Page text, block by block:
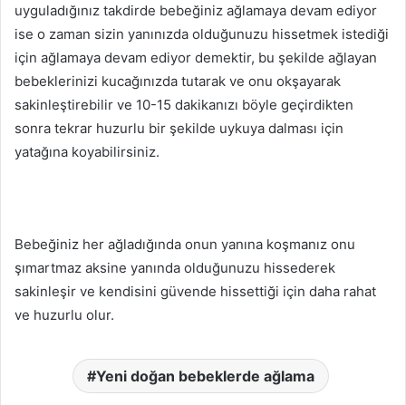
uyguladığınız takdirde bebeğiniz ağlamaya devam ediyor
ise o zaman sizin yanınızda olduğunuzu hissetmek istediği
için ağlamaya devam ediyor demektir, bu şekilde ağlayan
bebeklerinizi kucağınızda tutarak ve onu okşayarak
sakinleştirebilir ve 10-15 dakikanızı böyle geçirdikten
sonra tekrar huzurlu bir şekilde uykuya dalması için
yatağına koyabilirsiniz.
Bebeğiniz her ağladığında onun yanına koşmanız onu
şımartmaz aksine yanında olduğunuzu hissederek
sakinleşir ve kendisini güvende hissettiği için daha rahat
ve huzurlu olur.
Yeni doğan bebeklerde ağlama